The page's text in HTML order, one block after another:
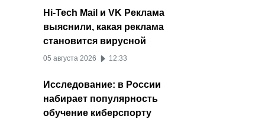
Hi-Tech Mail и VK Реклама
выяснили, какая реклама
становится вирусной
05 августа 2026 12:33
Исследование: в России
набирает популярность
обучение киберспорту